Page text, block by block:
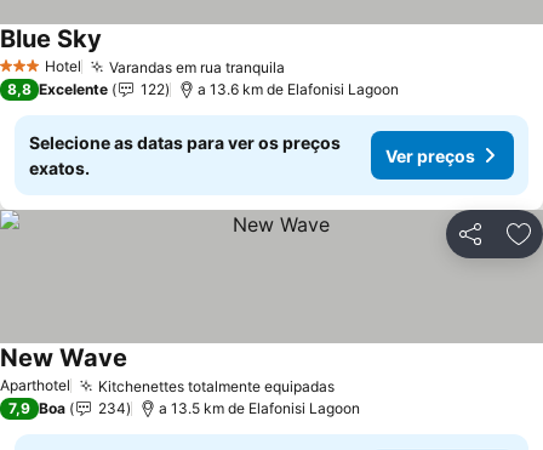
3 EstrelasHotel Varandas em rua tranquila
Blue Sky
8,8 Excelente 122 a 13.6 km de Elafonisi Lagoon
Selecione as datas para ver os preços
exatos.
Ver preços
Partilhar
Aparthotel Kitchenettes totalmente equipadasVer preços
New Wave
7,9 Boa 234 a 13.5 km de Elafonisi Lagoon